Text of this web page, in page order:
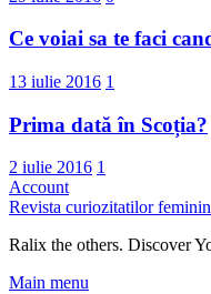
Ce voiai sa te faci
13 iulie 2016 1
Prima dată în Scoția?
2 iulie 2016 1
Account
Revista curiozitatilor
Ralix the others. Discover
Main menu